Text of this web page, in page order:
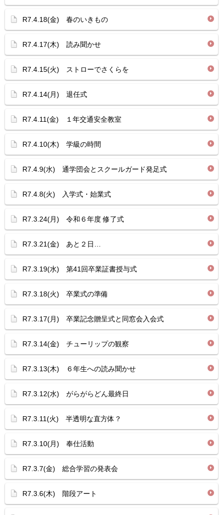
R7.4.18(金) 春のいきもの
R7.4.17(木) 読み聞かせ
R7.4.15(火) ストローでさくらを
R7.4.14(月) 退任式
R7.4.11(金) １年交通安全教室
R7.4.10(木) 学級の時間
R7.4.9(水) 通学団会とスクールガード発足式
R7.4.8(火) 入学式・始業式
R7.3.24(月) 令和６年度 修了式
R7.3.21(金) あと２日…
R7.3.19(水) 第41回卒業証書授与式
R7.3.18(火) 卒業式の準備
R7.3.17(月) 卒業記念贈呈式と同窓会入会式
R7.3.14(金) チューリップの観察
R7.3.13(木) ６年生への読み聞かせ
R7.3.12(水) がらがらどん最終日
R7.3.11(火) 半透明な直方体？
R7.3.10(月) 奉仕活動
R7.3.7(金) 総合学習の発表会
R7.3.6(木) 階段アート